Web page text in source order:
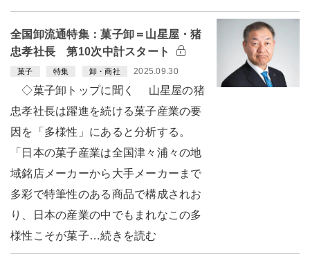
全国卸流通特集：菓子卸＝山星屋・猪
忠孝社長 第10次中計スタート
菓子 特集 卸・商社 2025.09.30
◇菓子卸トップに聞く 山星屋の猪
忠孝社長は躍進を続ける菓子産業の要
因を「多様性」にあると分析する。
「日本の菓子産業は全国津々浦々の地
域銘店メーカーから大手メーカーまで
多彩で特筆性のある商品で構成されお
り、日本の産業の中でもまれなこの多
様性こそが菓子…続きを読む